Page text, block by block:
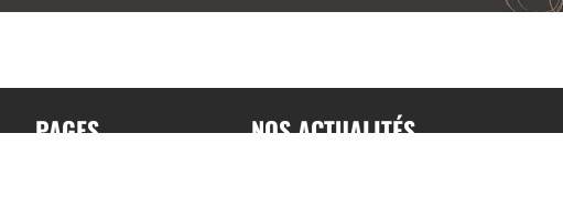
PAGES NOS ACTUALITÉS